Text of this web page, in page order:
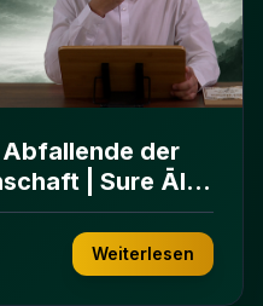
der
| Sure Āl
Weiterlesen